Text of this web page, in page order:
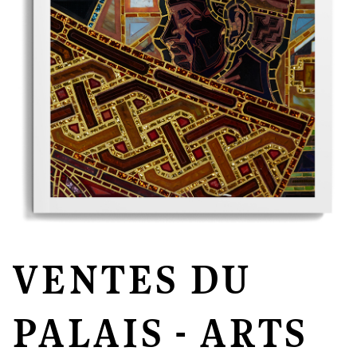
VENTES DU
PALAIS - ARTS